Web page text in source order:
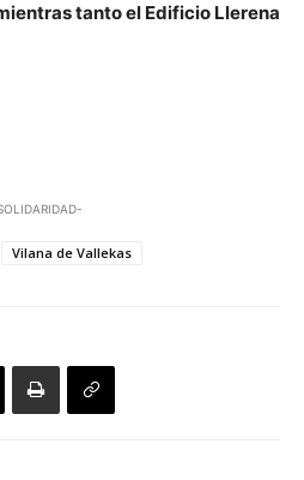
tanto el Edificio Llerena
Vilana de Vallekas